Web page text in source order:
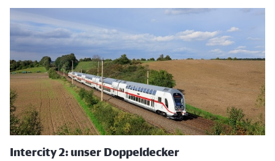
Intercity 2: unser Doppeldecker